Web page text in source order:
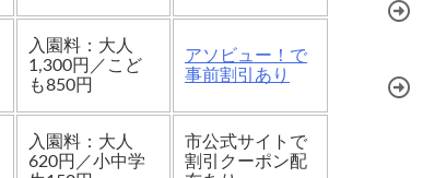
入園料：大人
1,300円／こど
も850円
アソビュー！で
事前割引あり
入園料：大人
620円／小中学
市公式サイトで
割引クーポン配